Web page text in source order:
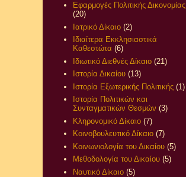
Εφαρμογές Πολιτικής Δικονομίας
(20)
Ιατρικό Δίκαιο (2)
Ιδιαίτερα Εκκλησιαστικά
Καθεστώτα (6)
Ιδιωτικό Διεθνές Δίκαιο (21)
Ιστορία Δικαίου (13)
Ιστορία Εξωτερικής Πολιτικής (1)
Ιστορία Πολιτικών και
Συνταγματικών Θεσμών (3)
Κληρονομικό Δίκαιο (7)
Κοινοβουλευτικό Δίκαιο (7)
Κοινωνιολογία του Δικαίου (5)
Μεθοδολογία του Δικαίου (5)
Ναυτικό Δίκαιο (5)